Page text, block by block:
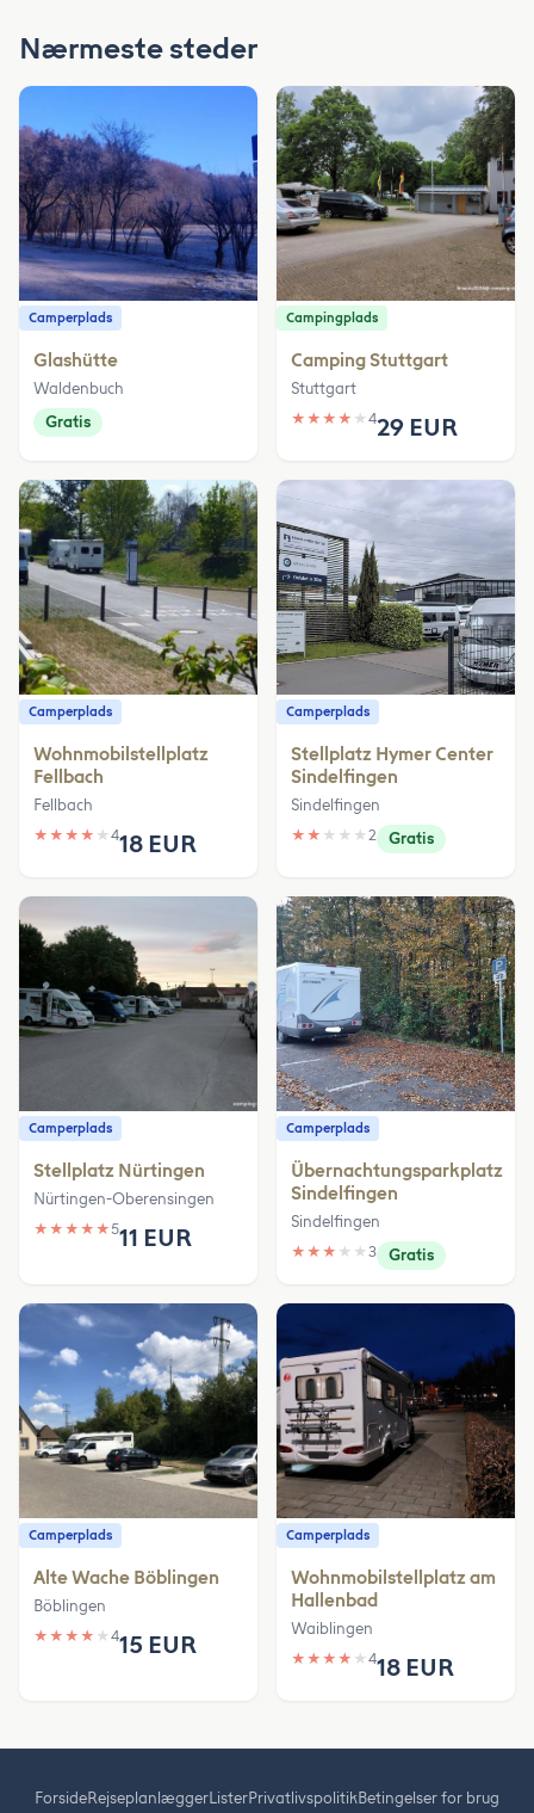
Nærmeste steder
Camperplads
Glashütte
Waldenbuch
Gratis
Campingplads
Camping Stuttgart
Stuttgart
★ ★ ★ ★ ★ 429 EUR
Camperplads
Wohnmobilstellplatz
Fellbach
Fellbach
★ ★ ★ ★ ★ 418 EUR
Camperplads
Stellplatz Hymer Center
Sindelfingen
Sindelfingen
★ ★ ★ ★ ★ 2 Gratis
Camperplads
Stellplatz Nürtingen
Nürtingen-Oberensingen
★ ★ ★ ★ ★511 EUR
Camperplads
Übernachtungsparkplatz
Sindelfingen
Sindelfingen
★ ★ ★ ★ ★ 3 Gratis
Camperplads
Alte Wache Böblingen
Böblingen
★ ★ ★ ★ ★ 415 EUR
Camperplads
Wohnmobilstellplatz am
Hallenbad
Waiblingen
★ ★ ★ ★ ★ 418 EUR
ForsideRejseplanlægger ListerPrivatlivspolitik Betingelser for brug